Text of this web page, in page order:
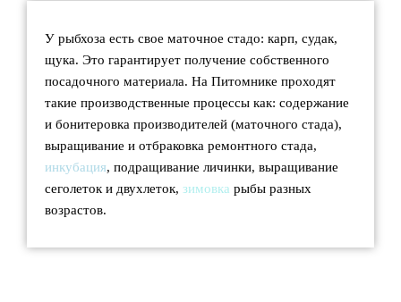
У рыбхоза есть свое маточное стадо: карп, судак,
щука. Это гарантирует получение собственного
посадочного материала. На Питомнике проходят
такие производственные процессы как: содержание
и бонитеровка производителей (маточного стада),
выращивание и отбраковка ремонтного стада,
инкубация, подращивание личинки, выращивание
сеголеток и двухлеток, зимовка рыбы разных
возрастов.